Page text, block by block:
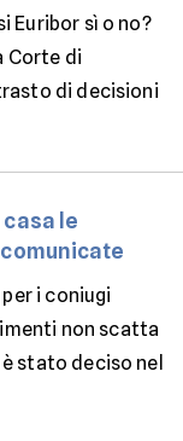
Euribor sì o no?
Corte di
di decisioni
le
i coniugi
non scatta
stato deciso nel